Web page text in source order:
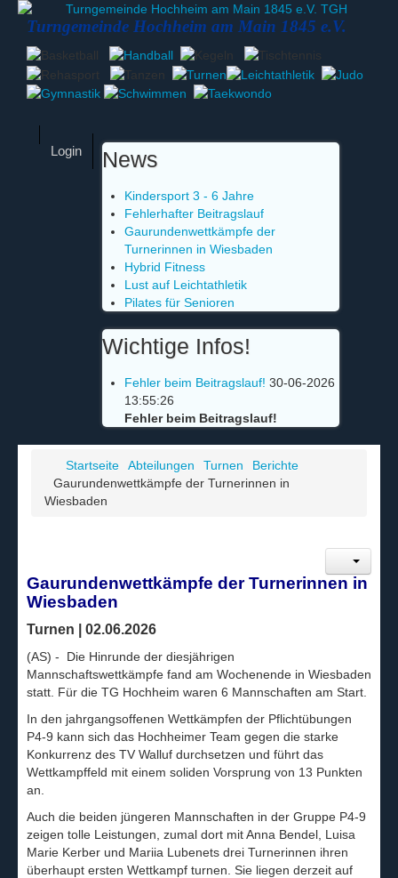
Turngemeinde Hochheim am Main 1845 e.V.
Login News
Kindersport 3 - 6 Jahre
Fehlerhafter Beitragslauf
Gaurundenwettkämpfe der
Turnerinnen in Wiesbaden
Hybrid Fitness
Lust auf Leichtathletik
Pilates für Senioren
Wichtige Infos!
Fehler beim Beitragslauf! 30-06-2026
13:55:26
Fehler beim Beitragslauf!
Startseite Abteilungen Turnen
Berichte
Gaurundenwettkämpfe der Turnerinnen in
Wiesbaden
Gaurundenwettkämpfe der Turnerinnen in
Wiesbaden
Turnen | 02.06.2026
(AS) - Die Hinrunde der diesjährigen
Mannschaftswettkämpfe fand am Wochenende in Wiesbaden
statt. Für die TG Hochheim waren 6 Mannschaften am Start.
In den jahrgangsoffenen Wettkämpfen der Pflichtübungen
P4-9 kann sich das Hochheimer Team gegen die starke
Konkurrenz des TV Walluf durchsetzen und führt das
Wettkampffeld mit einem soliden Vorsprung von 13 Punkten
an.
Auch die beiden jüngeren Mannschaften in der Gruppe P4-9
zeigen tolle Leistungen, zumal dort mit Anna Bendel, Luisa
Marie Kerber und Mariia Lubenets drei Turnerinnen ihren
überhaupt ersten Wettkampf turnen. Sie liegen derzeit auf